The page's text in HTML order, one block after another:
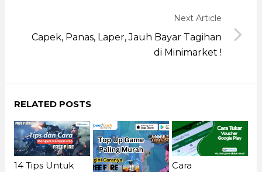
Next Article
Capek, Panas, Laper, Jauh Bayar Tagihan
di Minimarket !
RELATED POSTS
14 Tips Untuk
Cara